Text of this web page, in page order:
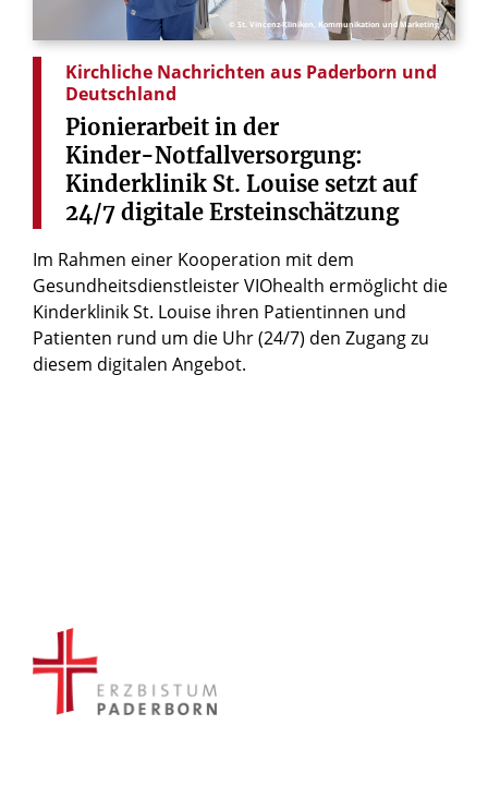
© St. Vincenz-Kliniken, Kommunikation und Marketing
Kirchliche Nachrichten aus Paderborn und
Deutschland
Pionierarbeit in der
Kinder-Notfallversorgung:
Kinderklinik St. Louise setzt auf
24/7 digitale Ersteinschätzung
Im Rahmen einer Kooperation mit dem
Gesundheitsdienstleister VIOhealth ermöglicht die
Kinderklinik St. Louise ihren Patientinnen und
Patienten rund um die Uhr (24/7) den Zugang zu
diesem digitalen Angebot.